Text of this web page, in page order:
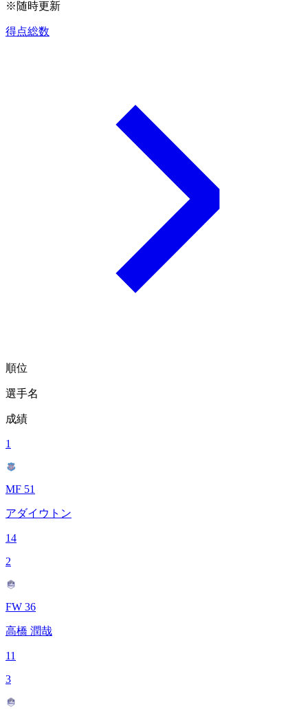
※随時更新
得点総数
順位
選手名
成績
1
MF 51
アダイウトン
14
2
FW 36
高橋 潤哉
11
3